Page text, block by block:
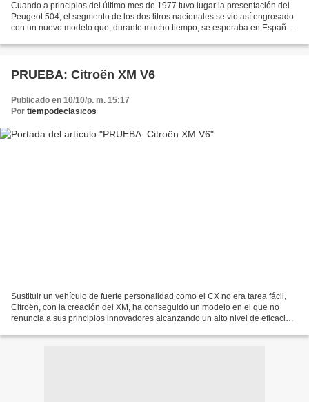
Cuando a principios del último mes de 1977 tuvo lugar la presentación del
Peugeot 504, el segmento de los dos litros nacionales se vio así engrosado
con un nuevo modelo que, durante mucho tiempo, se esperaba en España.
PRUEBA: Citroën XM V6
Publicado en 10/10/p. m. 15:17
Por tiempodeclasicos
Sustituir un vehículo de fuerte personalidad como el CX no era tarea fácil,
Citroën, con la creación del XM, ha conseguido un modelo en el que no
renuncia a sus principios innovadores alcanzando un alto nivel de eficacia y